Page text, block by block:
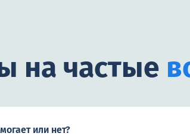
на частые
или нет?